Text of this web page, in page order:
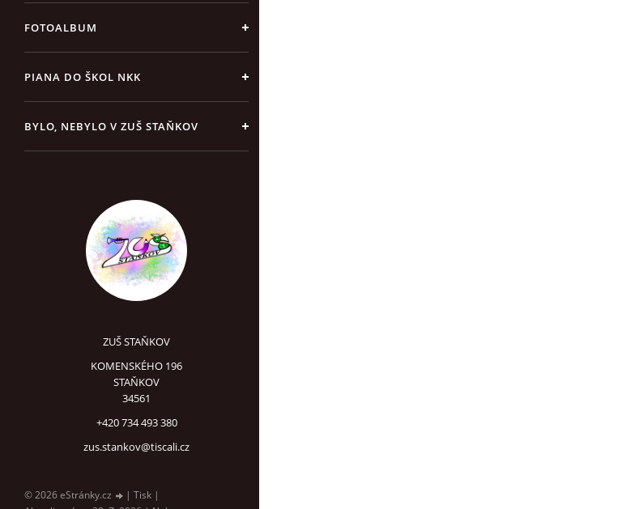
FOTOALBUM
PIANA DO ŠKOL NKK
BYLO, NEBYLO V ZUŠ STAŇKOV
ZUŠ STAŇKOV
KOMENSKÉHO 196
STAŇKOV
34561
+420 734 493 380
zus.stankov@tiscali.cz
© 2026 eStránky.cz | Tisk |